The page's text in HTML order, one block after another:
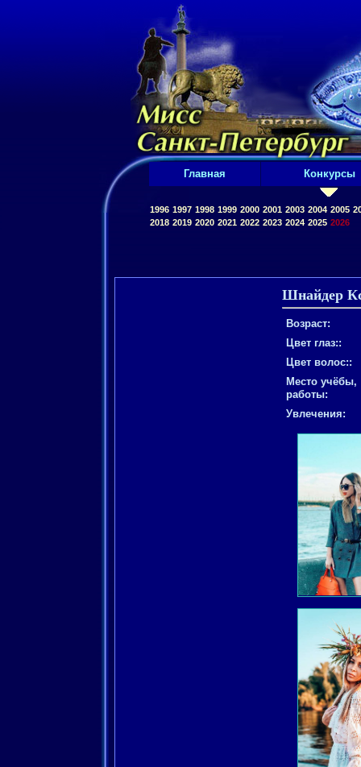
Главная Конкурсы
1996 1997 1998 1999 2000 2001 2003 2004 2005
2018 2019 2020 2021 2022 2023 2024 2025 2026
Шнайдер
Возраст:
Цвет глаз::
Цвет волос::
Место учёбы,
работы:
Увлечения: